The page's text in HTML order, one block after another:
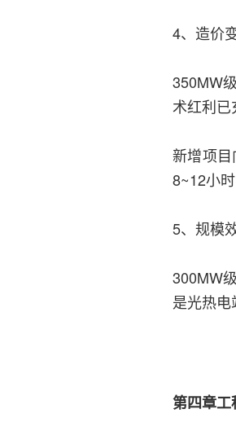
4、造价
350MW
术红利已
新增项
8~12小
5、规模
300MW
是光热电
第四章工